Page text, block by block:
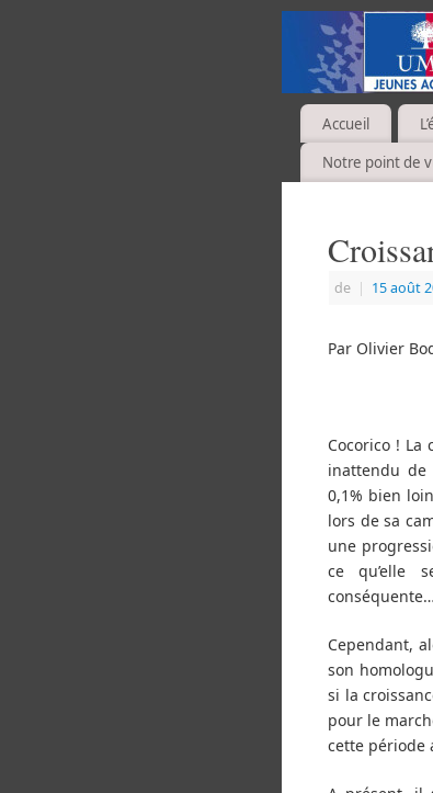
Accueil
Notre point de
de | 15 août
Par Olivier
Cocorico !
inattendu de
0,1% bien
lors de sa
une
ce qu’elle
Cependant,
son
si la
pour le
cette période